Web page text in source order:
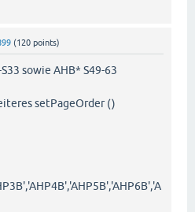
(120 points)
sowie AHB* S49-63
setPageOrder ()